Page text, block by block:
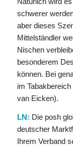
schwerer
aber dieses
Mittelständler
Nischen
besonderem
können. Bei
im
van Eicken).
LN: Die posh
deutscher
Ihrem Verband